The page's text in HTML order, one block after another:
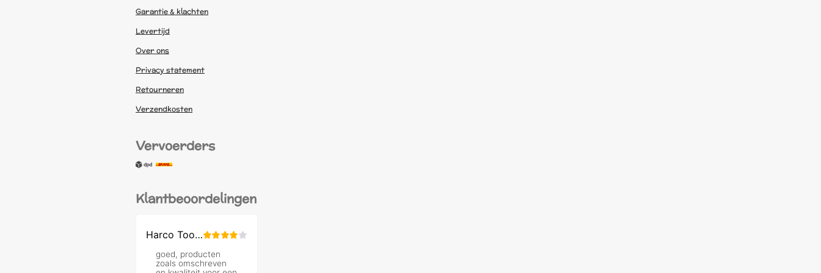
Garantie & klachten
Levertijd
Over ons
Privacy statement
Retourneren
Verzendkosten
Vervoerders
Klantbeoordelingen